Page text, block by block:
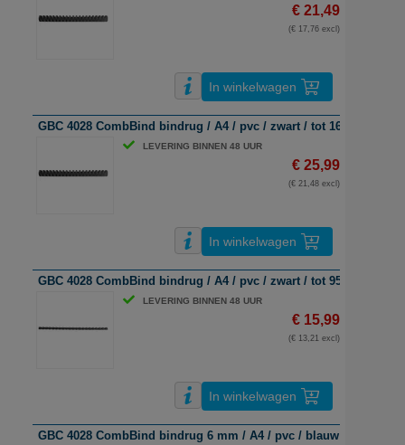
€ 21,49
(€ 17,76 excl)
In winkelwagen
GBC 4028 CombBind bindrug / A4 / pvc / zwart / tot 165 vel / 100
LEVERING BINNEN 48 UUR
€ 25,99
(€ 21,48 excl)
In winkelwagen
GBC 4028 CombBind bindrug / A4 / pvc / zwart / tot 95 vel / 100
LEVERING BINNEN 48 UUR
€ 15,99
(€ 13,21 excl)
In winkelwagen
GBC 4028 CombBind bindrug 6 mm / A4 / pvc / blauw / tot 25